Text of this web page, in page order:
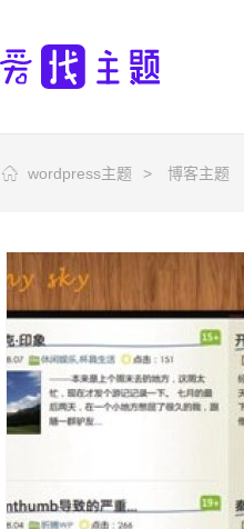
wordpress主题 > 博客主题